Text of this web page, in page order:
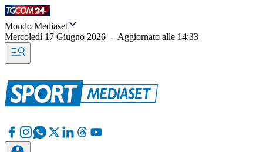
Mondo Mediaset
Mercoledì 17 Giugno 2026 - Aggiornato alle 14:33